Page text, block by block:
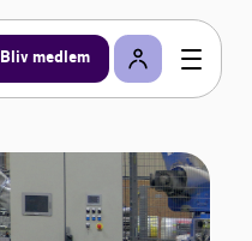
Bliv medlem